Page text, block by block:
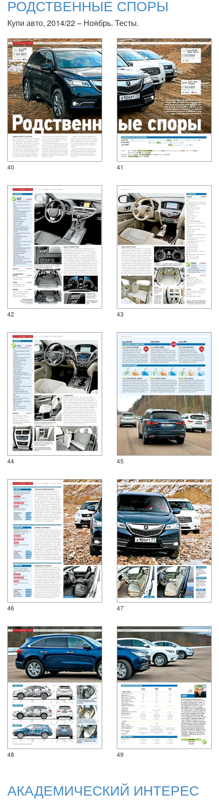
РОДСТВЕННЫЕ СПОРЫ
Купи авто, 2014/22 – Ноябрь. Тесты.
40 41
42 43
44 45
46 47
48 49
АКАДЕМИЧЕСКИЙ ИНТЕРЕС